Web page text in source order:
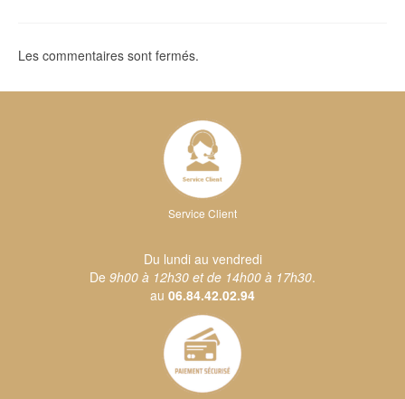
Les commentaires sont fermés.
Service Client
Du lundi au vendredi
De 9h00 à 12h30 et de 14h00 à 17h30.
au 06.84.42.02.94